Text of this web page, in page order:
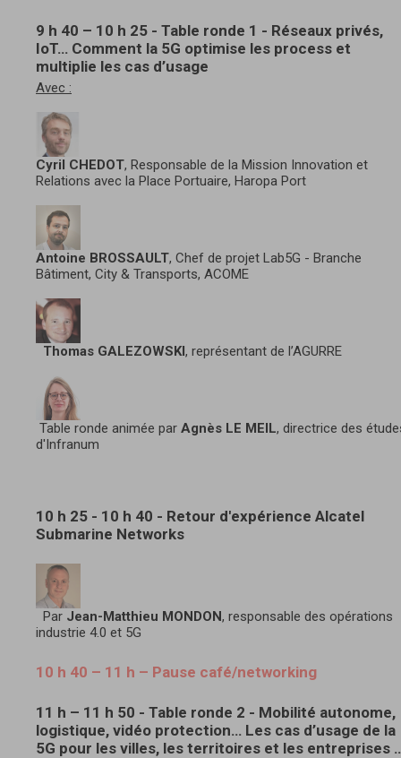
9 h 40 – 10 h 25 - Table ronde 1 - Réseaux privés,
IoT… Comment la 5G optimise les process et
multiplie les cas d’usage
Avec :
Cyril CHEDOT, Responsable de la Mission Innovation et
Relations avec la Place Portuaire, Haropa Port
Antoine BROSSAULT, Chef de projet Lab5G - Branche
Bâtiment, City & Transports, ACOME
Thomas GALEZOWSKI, représentant de l’AGURRE
Table ronde animée par Agnès LE MEIL, directrice des
d'Infranum
10 h 25 - 10 h 40 - Retour d'expérience Alcatel
Submarine Networks
Par Jean-Matthieu MONDON, responsable des opérations
industrie 4.0 et 5G
10 h 40 – 11 h – Pause café/networking
11 h – 11 h 50 - Table ronde 2 - Mobilité autonome,
logistique, vidéo protection… Les cas d’usage de la
5G pour les villes, les territoires et les entreprises